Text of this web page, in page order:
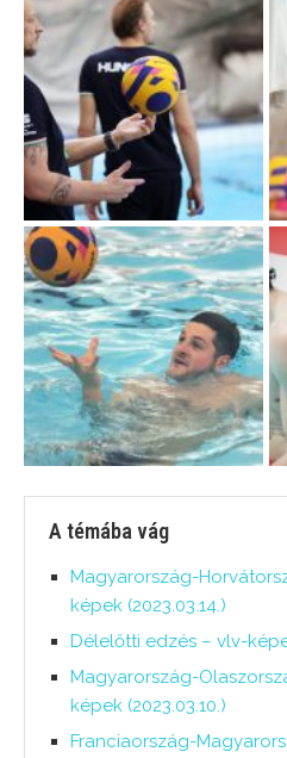
A témába vág
Magyarország-
képek (2023.03.14.)
Délelőtti edzés – vlv-
Magyarország-
képek (2023.03.10.)
Franciaország-